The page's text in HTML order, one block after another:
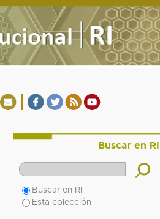
Buscar en RI
Buscar en RI
Esta colección